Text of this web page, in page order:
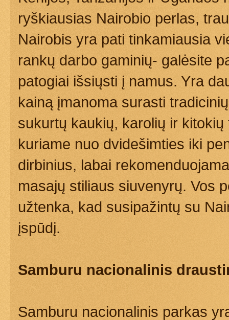
ryškiausias Nairobio perlas,
Nairobis yra pati tinkamiausia
rankų darbo gaminių- galėsite
patogiai išsiųsti į namus. Yra
kainą įmanoma surasti
sukurtų kaukių, karolių ir
kuriame nuo dvidešimties iki
dirbinius, labai
masajų stiliaus siuvenyrų. Vos
užtenka, kad susipažintų su
įspūdį.
Samburu nacionalinis
Samburu nacionalinis parkas